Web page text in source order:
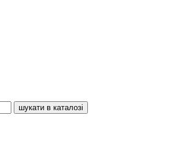
шукати в каталозі